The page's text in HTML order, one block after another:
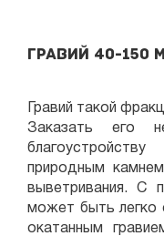
Гравий 40-150
Гравий такой
Заказать его
природным
выветривания. С
может быть легко
окатанным